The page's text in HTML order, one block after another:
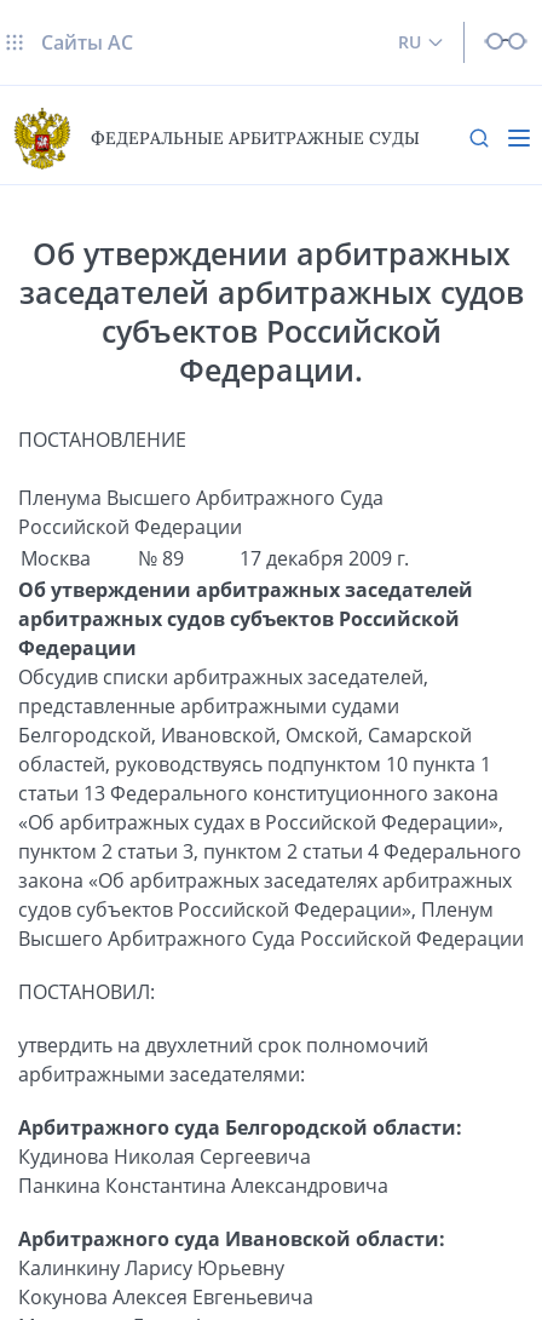
RU
Сайты AC
ФЕДЕРАЛЬНЫЕ АРБИТРАЖНЫЕ СУДЫ
Об утверждении арбитражных
заседателей арбитражных судов
субъектов Российской
Федерации.
ПОСТАНОВЛЕНИЕ
Пленума Высшего Арбитражного Суда
Российской Федерации
Москва
№ 89
17 декабря 2009 г.
Об утверждении арбитражных заседателей
арбитражных судов субъектов Российской
Федерации
Обсудив списки арбитражных заседателей,
представленные арбитражными судами
Белгородской, Ивановской, Омской, Самарской
областей, руководствуясь подпунктом 10 пункта 1
статьи 13 Федерального конституционного закона
«Об арбитражных судах в Российской Федерации»,
пунктом 2 статьи 3, пунктом 2 статьи 4 Федерального
закона «Об арбитражных заседателях арбитражных
судов субъектов Российской Федерации», Пленум
Высшего Арбитражного Суда Российской Федерации
ПОСТАНОВИЛ:
утвердить на двухлетний срок полномочий
арбитражными заседателями:
Арбитражного суда Белгородской области:
Кудинова Николая Сергеевича
Панкина Константина Александровича
Арбитражного суда Ивановской области:
Калинкину Ларису Юрьевну
Кокунова Алексея Евгеньевича